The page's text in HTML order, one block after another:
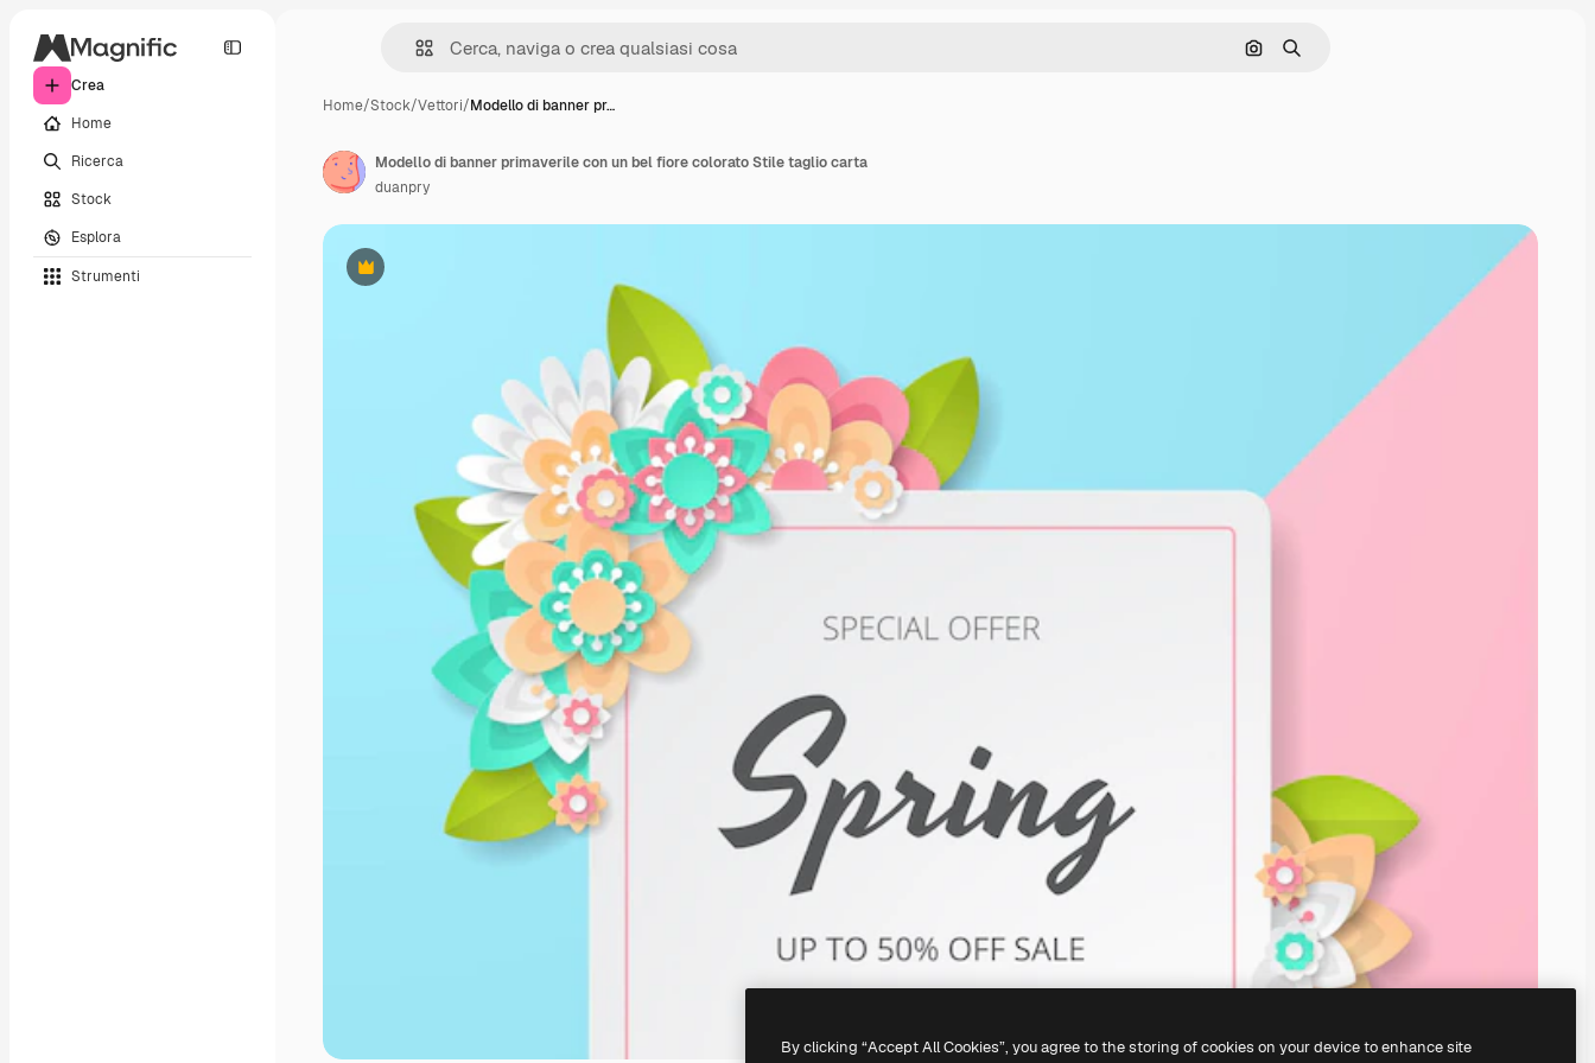
Crea
Home
Ricerca
Stock
Esplora
Strumenti
Cerca per immagine
Ricerca
Home/Stock/Vettori/Modello di banner pr…
Premium
Modello di banner primaverile con un bel fiore colorato Stile taglio carta
duanpry
By clicking “Accept All Cookies”, you agree to the storing of cookies on your device to enhance site